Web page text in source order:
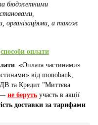
бюджетними
організаціями, а також
способи оплати
: «Оплата частинами»
від monobank,
та Кредит "Миттєва
— не беруть участь в акції
доставки за тарифами